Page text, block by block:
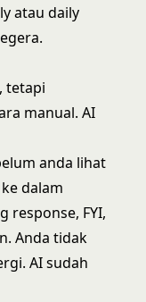
atau daily
tetapi
manual. AI
anda lihat
dalam
response, FYI,
Anda tidak
AI sudah